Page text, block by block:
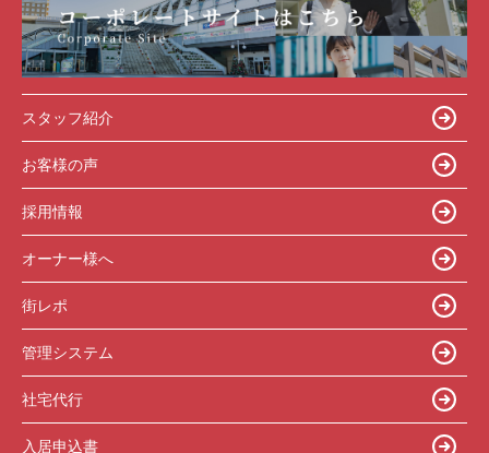
スタッフ紹介
お客様の声
採用情報
オーナー様へ
街レポ
管理システム
社宅代行
入居申込書